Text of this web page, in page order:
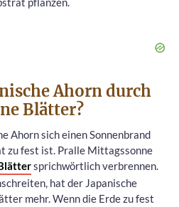
Ahorn durch
Blätter?
Ahorn sich einen Sonnenbrand
zu fest ist. Pralle Mittagssonne
sprichwörtlich verbrennen.
hat der Japanische
mehr. Wenn die Erde zu fest